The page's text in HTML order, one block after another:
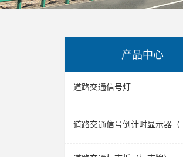
产品中心
道路交通信号灯
道路交通信号倒计时显示器（...
道路交通标志板（标志牌）